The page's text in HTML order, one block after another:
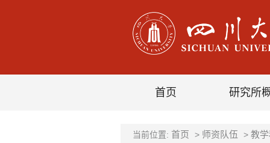
首页 研究所
当前位置: 首页 > 师资队伍 > 教